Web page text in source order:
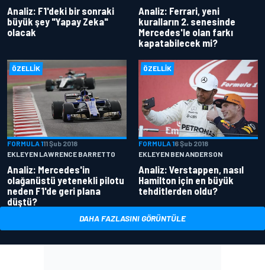
Analiz: F1'deki bir sonraki
büyük şey "Yapay Zeka"
olacak
Analiz: Ferrari, yeni
kuralların 2. senesinde
Mercedes'le olan farkı
kapatabilecek mi?
ÖZELLIK
FORMULA 111 Şub 2018
EKLEYEN LAWRENCE BARRETTO
Analiz: Mercedes'in
olağanüstü yetenekli pilotu
neden F1'de geri plana
düştü?
ÖZELLIK
FORMULA 16 Şub 2018
EKLEYEN BEN ANDERSON
Analiz: Verstappen, nasıl
Hamilton için en büyük
tehditlerden oldu?
DAHA FAZLASINI GÖRÜNTÜLE